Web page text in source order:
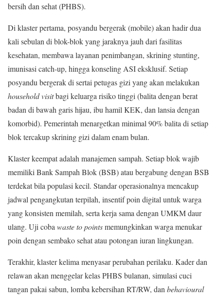
bersih dan sehat (PHBS).
Di klaster pertama, posyandu bergerak (mobile) akan hadir dua
kali sebulan di blok-blok yang jaraknya jauh dari fasilitas
kesehatan, membawa layanan penimbangan, skrining stunting,
imunisasi catch-up, hingga konseling ASI eksklusif. Setiap
posyandu bergerak di sertai petugas gizi yang akan melakukan
household visitbagi keluarga risiko tinggi (balita dengan berat
badan di bawah garis hijau, ibu hamil KEK, dan lansia dengan
komorbid). Pemerintah menargetkan minimal 90% balita di setiap
blok tercakup skrining gizi dalam enam bulan.
Klaster keempat adalah manajemen sampah. Setiap blok wajib
memiliki Bank Sampah Blok (BSB) atau bergabung dengan BSB
terdekat bila populasi kecil. Standar operasionalnya mencakup
jadwal pengangkutan terpilah, insentif poin digital untuk warga
yang konsisten memilah, serta kerja sama dengan UMKM daur
ulang. Uji coba waste to pointsmemungkinkan warga menukar
poin dengan sembako sehat atau potongan iuran lingkungan.
Terakhir, klaster kelima menyasar perubahan perilaku. Kader dan
relawan akan menggelar kelas PHBS bulanan, simulasi cuci
tangan pakai sabun, lomba kebersihan RT/RW, dan behavioural